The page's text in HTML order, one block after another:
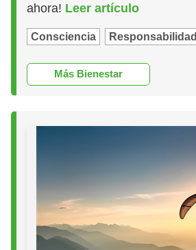
ahora! Leer artículo
Consciencia Responsabilidad
Más Bienestar